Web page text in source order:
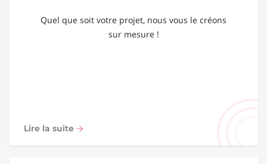
Quel que soit votre projet, nous vous le créons
sur mesure !
Lire la suite